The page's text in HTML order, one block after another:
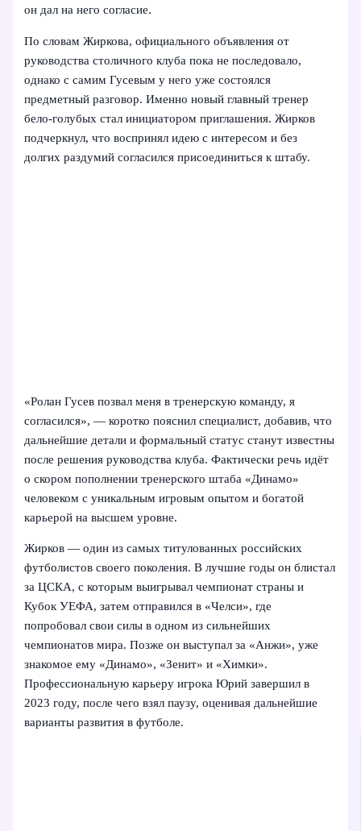
он дал на него согласие.
По словам Жиркова, официального объявления от
руководства столичного клуба пока не последовало,
однако с самим Гусевым у него уже состоялся
предметный разговор. Именно новый главный тренер
бело‑голубых стал инициатором приглашения. Жирков
подчеркнул, что воспринял идею с интересом и без
долгих раздумий согласился присоединиться к штабу.
«Ролан Гусев позвал меня в тренерскую команду, я
согласился», — коротко пояснил специалист, добавив, что
дальнейшие детали и формальный статус станут известны
после решения руководства клуба. Фактически речь идёт
о скором пополнении тренерского штаба «Динамо»
человеком с уникальным игровым опытом и богатой
карьерой на высшем уровне.
Жирков — один из самых титулованных российских
футболистов своего поколения. В лучшие годы он блистал
за ЦСКА, с которым выигрывал чемпионат страны и
Кубок УЕФА, затем отправился в «Челси», где
попробовал свои силы в одном из сильнейших
чемпионатов мира. Позже он выступал за «Анжи», уже
знакомое ему «Динамо», «Зенит» и «Химки».
Профессиональную карьеру игрока Юрий завершил в
2023 году, после чего взял паузу, оценивая дальнейшие
варианты развития в футболе.